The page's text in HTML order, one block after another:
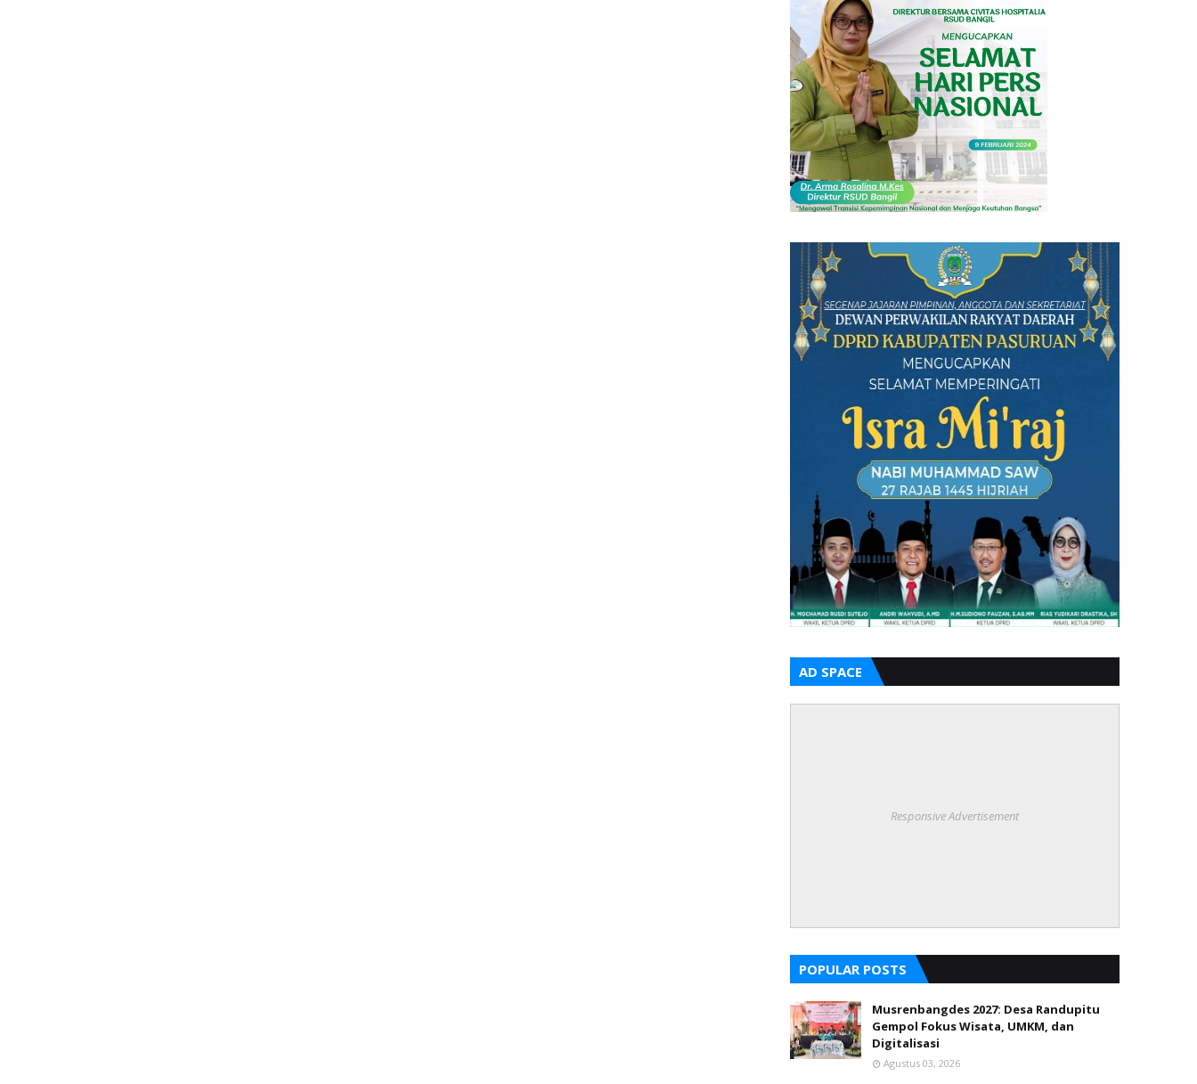
AD SPACE
Responsive Advertisement
POPULAR POSTS
Musrenbangdes 2027: Desa Randupitu
Gempol Fokus Wisata, UMKM, dan
Digitalisasi
Agustus 03, 2026